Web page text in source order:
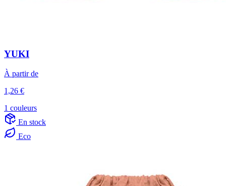
YUKI
À partir de
1,26 €
1 couleurs
En stock
Eco